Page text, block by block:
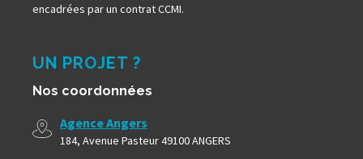
encadrées par un contrat CCMI.
UN PROJET ?
Nos coordonnées
Agence Angers
184, Avenue Pasteur 49100 ANGERS